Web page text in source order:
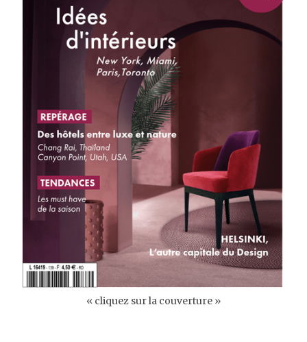
« cliquez sur la couverture »